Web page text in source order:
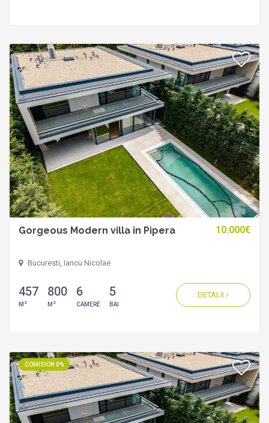
Gorgeous Modern villa in Pipera 10.000€
Bucuresti, Iancu Nicolae
457
M 2
800
M 2
6
CAMERE
5
BAI
DETALII
COMISION 0%